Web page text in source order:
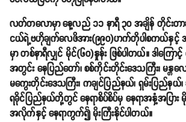
လတ်တလောမှာ နေ့လည် ၁၁ နာရီ ၃၀ အချိန် တိုင်းတ
ငယ်ရဲ့ဗဟိုချက်လေဖိအား(၉၉၀)ဟက်တိုပါစကယ်နှင့်
မှာ တစ်နာရီလျှင် မိုင်(၆၀)နှုန်း ဖြစ်ပါတယ်။ ဒါကြော
အတွင်း နေပြည်တော်၊ စစ်ကိုင်းတိုင်းဒေသကြီး၊ မန္တလ
မကွေးတိုင်းဒေသကြီး၊ ကချင်ပြည်နယ်၊ ရှမ်းပြည်နယ်
ရခိုင်ပြည်နယ်တို့တွင် နေရာစိပ်စိပ်မှ နေရာအနှံ့အပြား မိုး
အလိုက်နှင့် နေရာကွက်၍ မိုးကြီးနိုင်ပါတယ်။